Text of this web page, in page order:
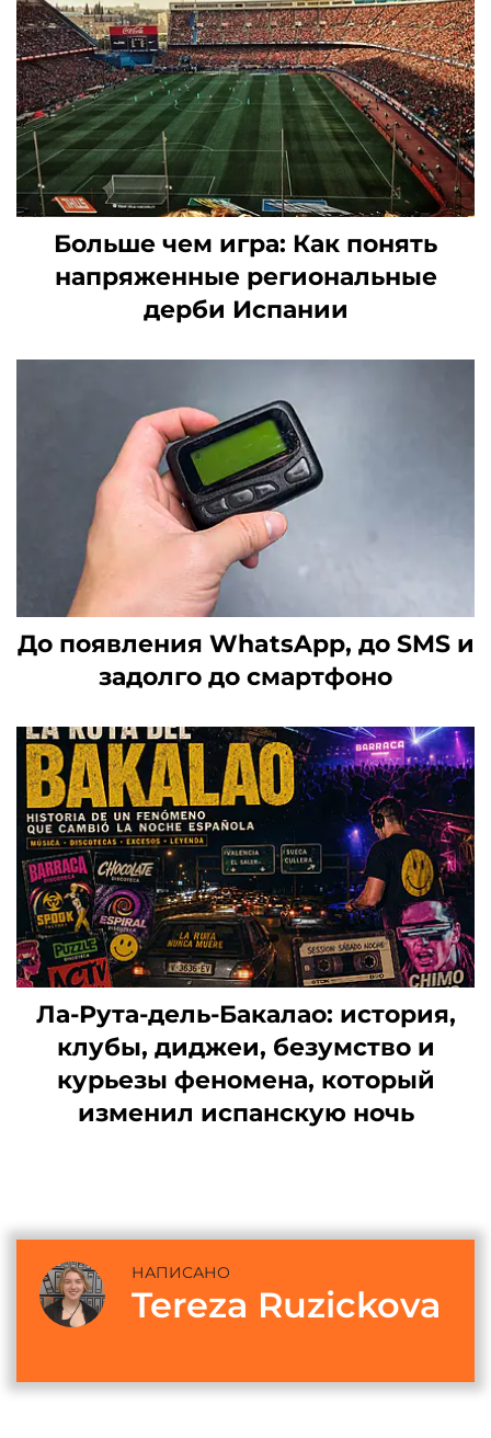
Больше чем игра: Как понять
напряженные региональные
дерби Испании
До появления WhatsApp, до SMS и
задолго до смартфоно
Ла-Рута-дель-Бакалао: история,
клубы, диджеи, безумство и
курьезы феномена, который
изменил испанскую ночь
НАПИСАНО
Tereza Ruzickova